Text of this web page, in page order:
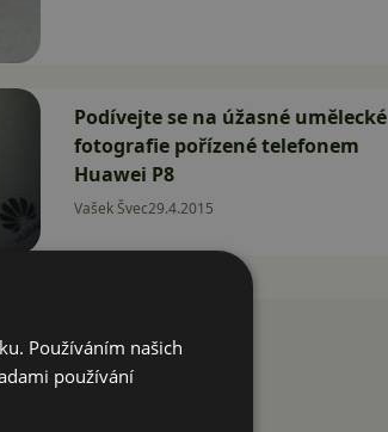
Podívejte se na úžasné umělecké
fotografie pořízené telefonem
Huawei P8
Vašek Švec29.4.2015
Používáním našich
používání